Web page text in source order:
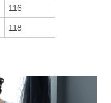
116
118